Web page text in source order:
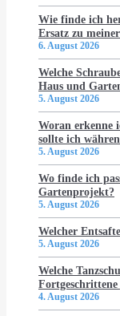
Wie finde ich
Ersatz zu
6. August 2026
Welche
Haus und
5. August 2026
Woran erkenne
sollte ich
5. August 2026
Wo finde ich
Gartenprojekt?
5. August 2026
Welcher
5. August 2026
Welche
Fortgeschrittene
4. August 2026